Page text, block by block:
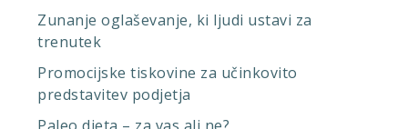
Zunanje oglaševanje, ki ljudi ustavi za
trenutek
Promocijske tiskovine za učinkovito
predstavitev podjetja